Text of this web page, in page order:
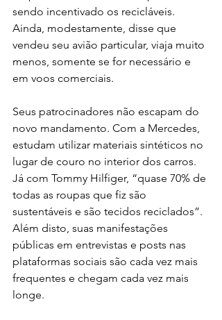
sendo incentivado os recicláveis.
Ainda, modestamente, disse que
vendeu seu avião particular, viaja muito
menos, somente se for necessário e
em voos comerciais.
Seus patrocinadores não escapam do
novo mandamento. Com a Mercedes,
estudam utilizar materiais sintéticos no
lugar de couro no interior dos carros.
Já com Tommy Hilfiger, “quase 70% de
todas as roupas que fiz são
sustentáveis ​​e são tecidos reciclados”.
Além disto, suas manifestações
públicas em entrevistas e posts nas
plataformas sociais são cada vez mais
frequentes e chegam cada vez mais
longe.